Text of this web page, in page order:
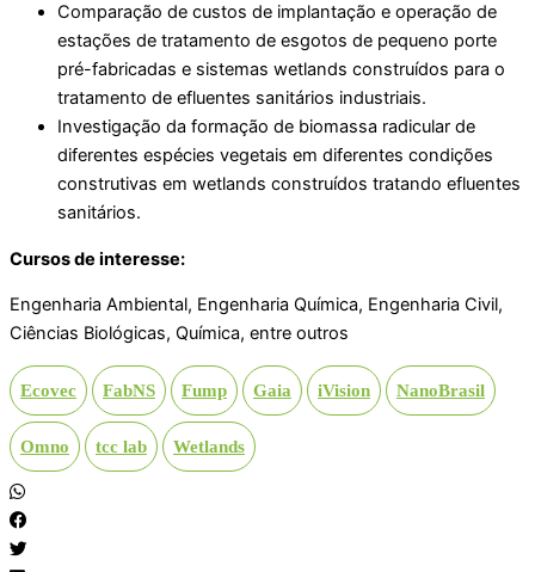
Comparação de custos de implantação e operação de
estações de tratamento de esgotos de pequeno porte
pré-fabricadas e sistemas wetlands construídos para o
tratamento de efluentes sanitários industriais.
Investigação da formação de biomassa radicular de
diferentes espécies vegetais em diferentes condições
construtivas em wetlands construídos tratando efluentes
sanitários.
Cursos de interesse:
Engenharia Ambiental, Engenharia Química, Engenharia Civil,
Ciências Biológicas, Química, entre outros
Ecovec FabNS Fump Gaia iVision NanoBrasil
Omno tcc lab Wetlands